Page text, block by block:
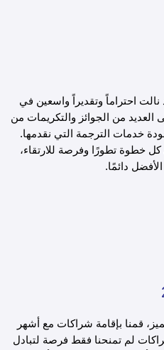
نالت احتراماً وتقديراً واسعين في
من الجوائز والتكريمات من
خدمات الترجمة التي نقدمها.
خطوة تطورًا وفرصة للارتقاء،
دائمًا.
قمنا بإقامة شراكات مع أشهر
لم تمنحنا فقط فرصة لتبادل